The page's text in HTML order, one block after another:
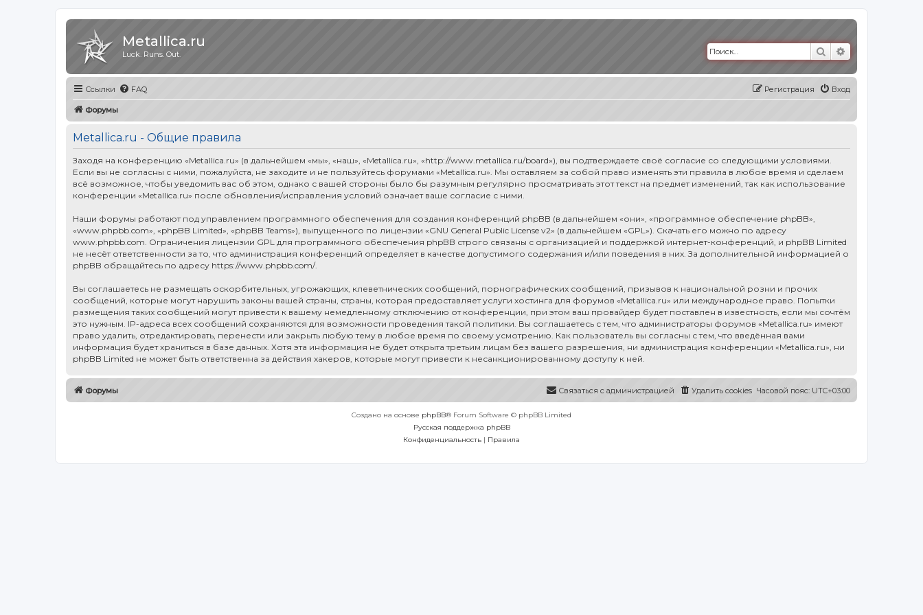
Metallica.ru
Luck. Runs. Out. Поиск
Ссылки FAQ Вход
Регистрация
Форумы
Metallica.ru - Общие правила
Заходя на конференцию «Metallica.ru» (в дальнейшем «мы», «наш», «Metallica.ru», «http://www.metallica.ru/board»), вы подтверждаете своё согласие со следующими условиями.
Если вы не согласны с ними, пожалуйста, не заходите и не пользуйтесь форумами «Metallica.ru». Мы оставляем за собой право изменять эти правила в любое время и сделаем
всё возможное, чтобы уведомить вас об этом, однако с вашей стороны было бы разумным регулярно просматривать этот текст на предмет изменений, так как использование
конференции «Metallica.ru» после обновления/исправления условий означает ваше согласие с ними.
Наши форумы работают под управлением программного обеспечения для создания конференций phpBB (в дальнейшем «они», «программное обеспечение phpBB»,
«www.phpbb.com», «phpBB Limited», «phpBB Teams»), выпущенного по лицензии «GNU General Public License v2» (в дальнейшем «GPL»). Скачать его можно по адресу
www.phpbb.com . Ограничения лицензии GPL для программного обеспечения phpBB строго связаны с организацией и поддержкой интернет-конференций, и phpBB Limited
не несёт ответственности за то, что администрация конференций определяет в качестве допустимого содержания и/или поведения в них. За дополнительной информацией о
phpBB обращайтесь по адресу https://www.phpbb.com/.
Вы соглашаетесь не размещать оскорбительных, угрожающих, клеветнических сообщений, порнографических сообщений, призывов к национальной розни и прочих
сообщений, которые могут нарушить законы вашей страны, страны, которая предоставляет услуги хостинга для форумов «Metallica.ru» или международное право. Попытки
размещения таких сообщений могут привести к вашему немедленному отключению от конференции, при этом ваш провайдер будет поставлен в известность, если мы сочтём
это нужным. IP-адреса всех сообщений сохраняются для возможности проведения такой политики. Вы соглашаетесь с тем, что администраторы форумов «Metallica.ru» имеют
право удалить, отредактировать, перенести или закрыть любую тему в любое время по своему усмотрению. Как пользователь вы согласны с тем, что введённая вами
информация будет храниться в базе данных. Хотя эта информация не будет открыта третьим лицам без вашего разрешения, ни администрация конференции «Metallica.ru», ни
phpBB Limited не может быть ответственна за действия хакеров, которые могут привести к несанкционированному доступу к ней.
Форумы Часовой пояс: UTC+03:00
Удалить cookies
Связаться с администрацией
Создано на основе phpBB® Forum Software © phpBB Limited
Русская поддержка phpBB
Конфиденциальность | Правила